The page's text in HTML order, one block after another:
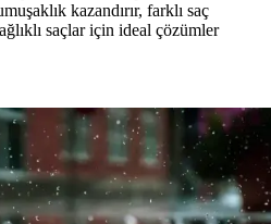
kazandırır, farklı saç
saçlar için ideal çözümler